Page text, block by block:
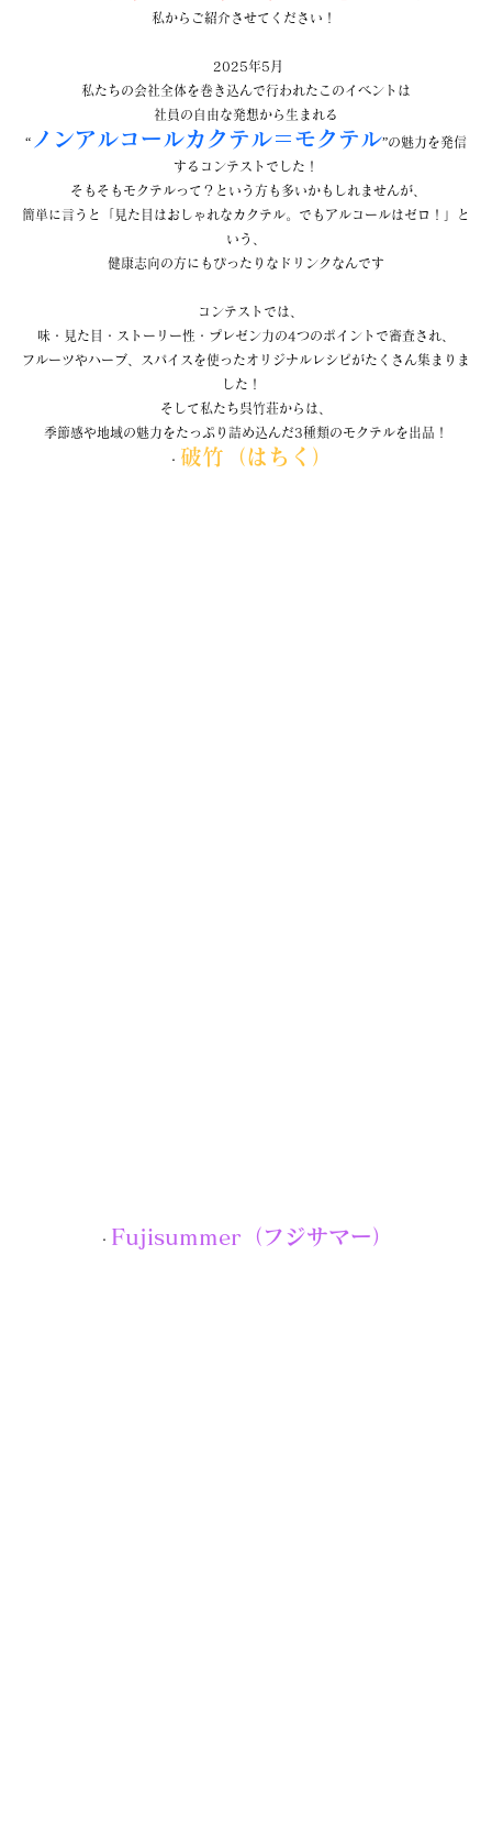
私からご紹介させてください！
2025年5月
私たちの会社全体を巻き込んで行われたこのイベントは
社員の自由な発想から生まれる
“ ノンアルコールカクテル＝モクテル”の魅力を発信
するコンテストでした！
そもそもモクテルって？という方も多いかもしれませんが、
簡単に言うと「見た目はおしゃれなカクテル。でもアルコールはゼロ！」と
いう、
健康志向の方にもぴったりなドリンクなんです
  コンテストでは、
味・見た目・ストーリー性・プレゼン力の4つのポイントで審査され、
フルーツやハーブ、スパイスを使ったオリジナルレシピがたくさん集まりま
した！
そして私たち呉竹荘からは、
季節感や地域の魅力をたっぷり詰め込んだ3種類のモクテルを出品！
  ・
破竹（はちく）
・ Fujisummer（フジサマー）